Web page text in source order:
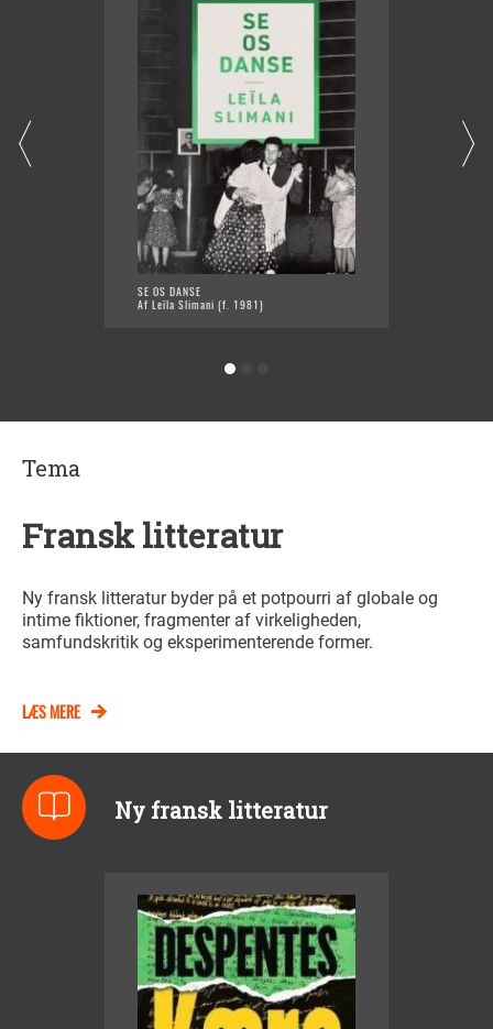
SE OS DANSE
Af Leïla Slimani (f. 1981)
Tema
Fransk litteratur
Ny fransk litteratur byder på et potpourri af globale og
intime fiktioner, fragmenter af virkeligheden,
samfundskritik og eksperimenterende former.
LÆS MERE
Ny fransk litteratur